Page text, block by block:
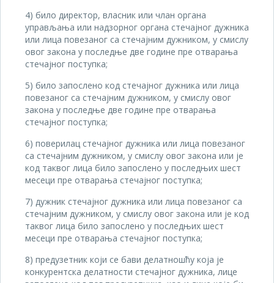
4) било директор, власник или члан органа
управљања или надзорног органа стечајног дужника
или лица повезаног са стечајним дужником, у смислу
овог закона у последње две године пре отварања
стечајног поступка;
5) било запослено код стечајног дужника или лица
повезаног са стечајним дужником, у смислу овог
закона у последње две године пре отварања
стечајног поступка;
6) поверилац стечајног дужника или лица повезаног
са стечајним дужником, у смислу овог закона или је
код таквог лица било запослено у последњих шест
месеци пре отварања стечајног поступка;
7) дужник стечајног дужника или лица повезаног са
стечајним дужником, у смислу овог закона или је код
таквог лица било запослено у последњих шест
месеци пре отварања стечајног поступка;
8) предузетник који се бави делатношћу која је
конкурентска делатности стечајног дужника, лице